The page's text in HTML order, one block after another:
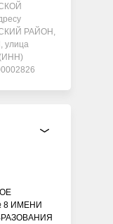
РАЙОН,
8 ИМЕНИ